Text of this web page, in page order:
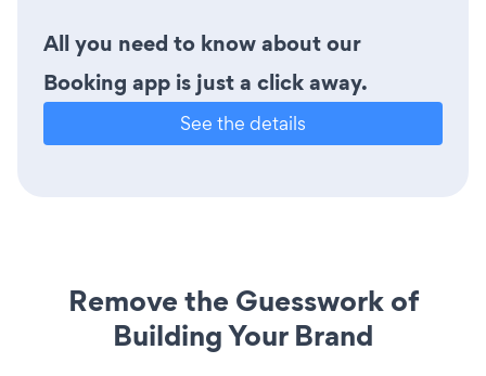
All you need to know about our
Booking app is just a click away.
See the details
Remove the Guesswork of
Building Your Brand